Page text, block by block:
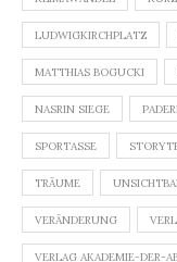
LUDWIGKIRCHPLATZ
MATTHIAS BOGUCKI
NASRIN SIEGE
SPORTASSE
TRÄUME
VERÄNDERUNG
VERLAG AKADEMIE-DER-